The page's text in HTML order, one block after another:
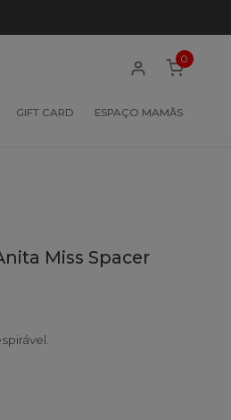
GIFT CARD ESPAÇO MAMÃS
0
Miss Spacer